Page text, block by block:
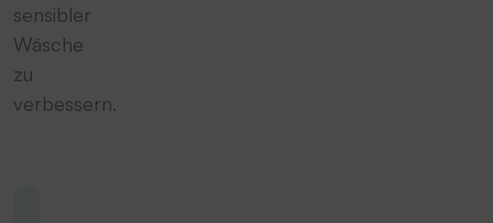
sensibler
Wäsche
zu
verbessern.